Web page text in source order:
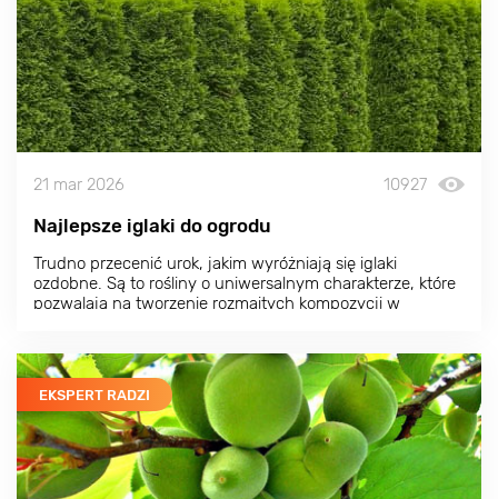
21 mar 2026 10927
Najlepsze iglaki do ogrodu
Trudno przecenić urok, jakim wyróżniają się iglaki
ozdobne. Są to rośliny o uniwersalnym charakterze, które
pozwalają na tworzenie rozmaitych kompozycji w
tym, jakie wybierać iglaki do ogrodu, które z nich będą
najlepsze i co je wyróżnia, dowiesz się z tego artykułu.
EKSPERT RADZI